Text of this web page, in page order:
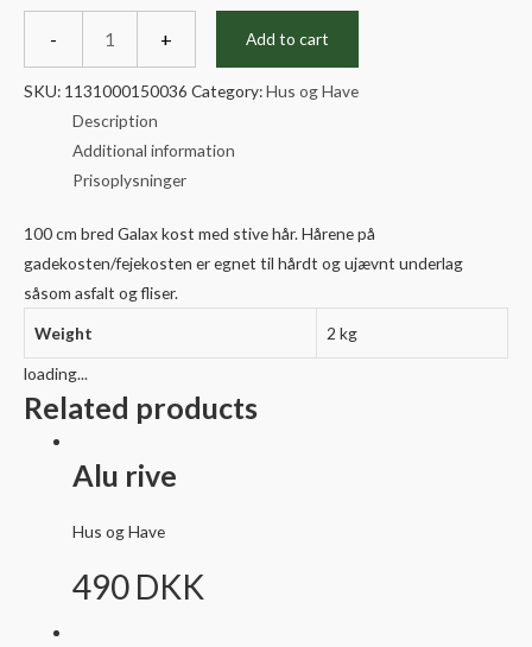
-
Bred
kost
især
brug
+ Add to cart
SKU: 1131000150036 Category:Hus og Have
Description
Additional information
Prisoplysninger
100 cm bred Galax kost med stive hår. Hårene på
gadekosten/fejekosten er egnet til hårdt og ujævnt underlag
såsom asfalt og fliser.
Weight
2 kg
loading...
Related products
Alu rive
Hus og Have
490 DKK